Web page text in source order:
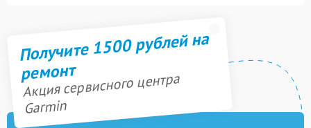
Получите 1500 рублей на
ремонт
Акция сервисного центра
Garmin